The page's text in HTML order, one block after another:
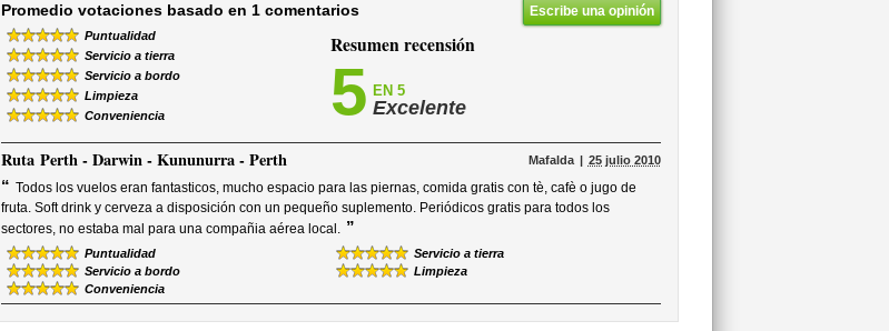
Escribe una opinión
Promedio votaciones basado en 1 comentarios
Puntualidad
Servicio a tierra
Servicio a bordo
Limpieza
Conveniencia
Resumen recensión
5 EN 5
Excelente
Ruta Perth - Darwin - Kununurra - Perth Mafalda 25 julio 2010
“ Todos los vuelos eran fantasticos, mucho espacio para las piernas, comida gratis con tè, cafè o jugo de
fruta. Soft drink y cerveza a disposición con un pequeño suplemento. Periódicos gratis para todos los
sectores, no estaba mal para una compañia aérea local. ”
Puntualidad
Servicio a tierra
Servicio a bordo
Limpieza
Conveniencia